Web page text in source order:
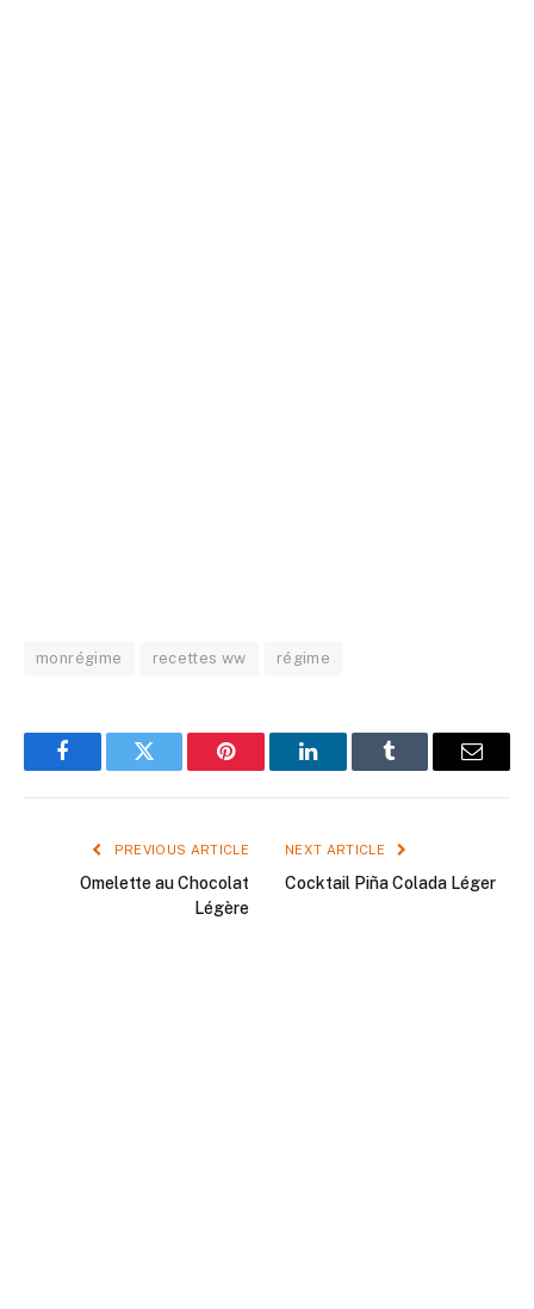
monrégime recettes ww régime
FacebookTwitter Pinterest LinkedInTumblr Email
PREVIOUS ARTICLE
Omelette au Chocolat
Légère
NEXT ARTICLE
Cocktail Piña Colada Léger